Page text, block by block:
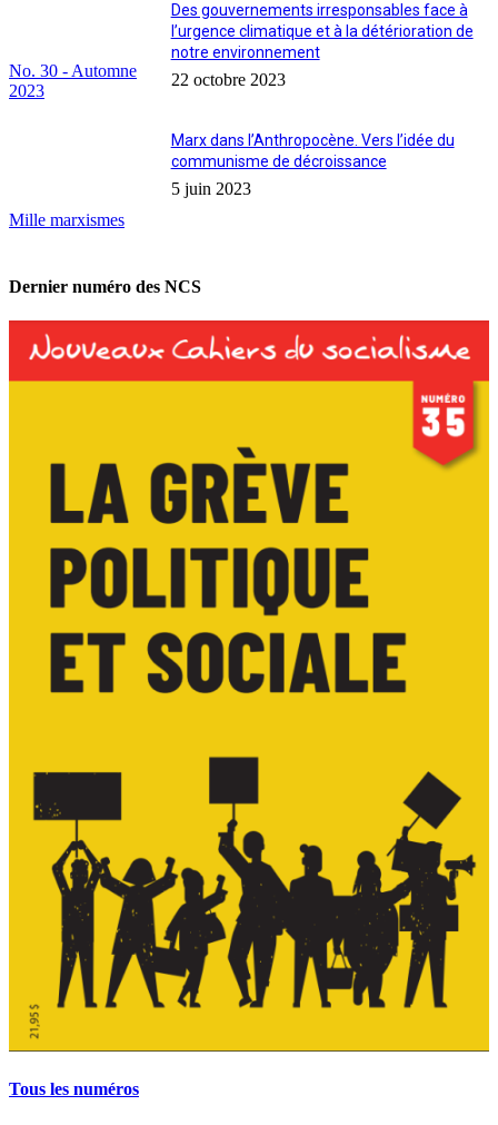
No. 30 - Automne
2023
Des gouvernements irresponsables face à
l’urgence climatique et à la détérioration de
notre environnement
22 octobre 2023
Mille marxismes
Marx dans l’Anthropocène. Vers l’idée du
communisme de décroissance
5 juin 2023
Dernier numéro des NCS
Tous les numéros